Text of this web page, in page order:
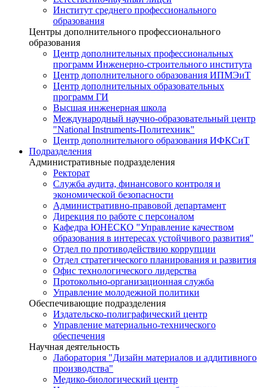
Институт среднего профессионального
образования
Центры дополнительного профессионального
образования
Центр дополнительных профессиональных
программ Инженерно-строительного института
Центр дополнительного образования ИПМЭиТ
Центр дополнительных образовательных
программ ГИ
Высшая инженерная школа
Международный научно-образовательный центр
"National Instruments-Политехник"
Центр дополнительного образования ИФКСиТ
Подразделения
Административные подразделения
Ректорат
Служба аудита, финансового контроля и
экономической безопасности
Административно-правовой департамент
Дирекция по работе с персоналом
Кафедра ЮНЕСКО "Управление качеством
образования в интересах устойчивого развития"
Отдел по противодействию коррупции
Отдел стратегического планирования и развития
Офис технологического лидерства
Протокольно-организационная служба
Управление молодежной политики
Обеспечивающие подразделения
Издательско-полиграфический центр
Управление материально-технического
обеспечения
Научная деятельность
Лаборатория "Дизайн материалов и аддитивного
производства"
Медико-биологический центр